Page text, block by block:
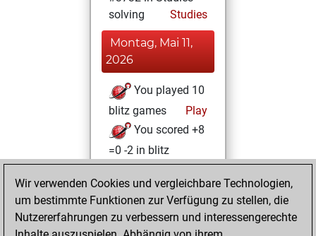
solving
Studies
Montag, Mai 11,
2026
You played 10
blitz games
Play
You scored +8
=0 -2 in blitz
Donnerstag,
September 14,
2023
Wir verwenden Cookies und vergleichbare Technologien,
um bestimmte Funktionen zur Verfügung zu stellen, die
Nutzererfahrungen zu verbessern und interessengerechte